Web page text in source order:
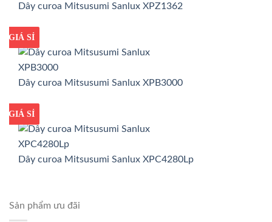
Dây curoa Mitsusumi Sanlux XPZ1362
GIÁ TỐT
GIÁ SỈ
Dây curoa Mitsusumi Sanlux XPB3000
GIÁ TỐT
GIÁ SỈ
Dây curoa Mitsusumi Sanlux XPC4280Lp
Sản phẩm ưu đãi